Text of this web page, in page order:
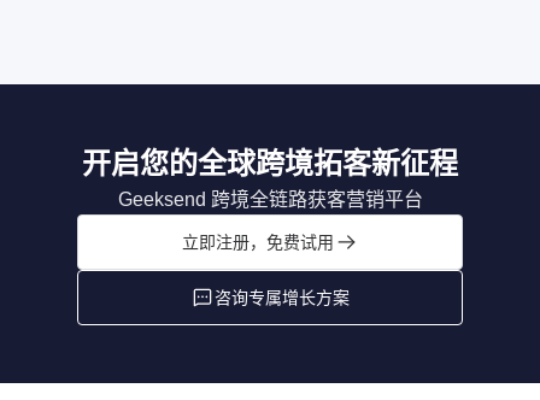
开启您的全球跨境拓客新征程
Geeksend 跨境全链路获客营销平台
立即注册，免费试用
咨询专属增长方案